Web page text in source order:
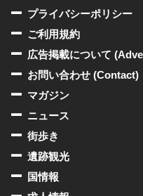
プライバシーポリシー
ご利用規約
広告掲載について
お問い合わせ (Contact)
マガジン
ニュース
街歩き
遺跡観光
国情報